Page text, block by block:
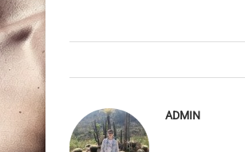
ADMIN